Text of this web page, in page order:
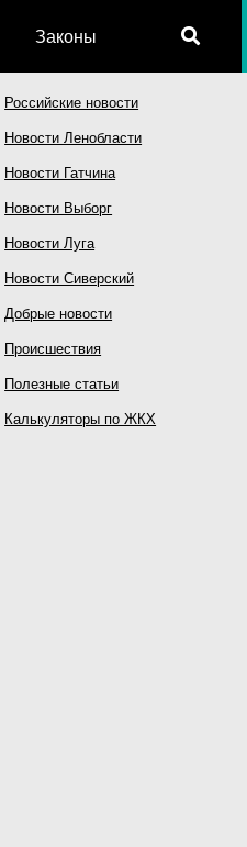
Законы
Российские новости
Новости Ленобласти
Новости Гатчина
Новости Выборг
Новости Луга
Новости Сиверский
Добрые новости
Происшествия
Полезные статьи
Калькуляторы по ЖКХ